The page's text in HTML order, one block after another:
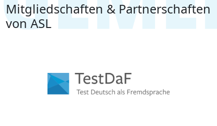
Mitgliedschaften & Partnerschaften
von ASL